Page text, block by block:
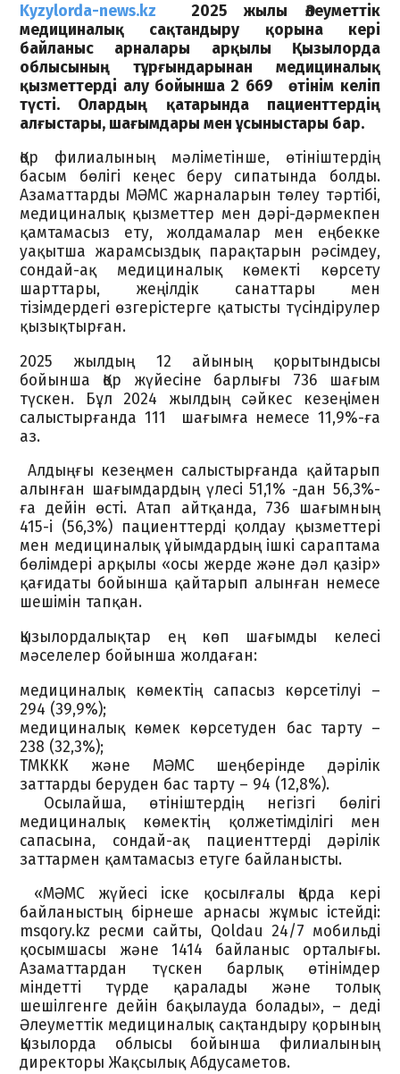
Kyzylorda-news.kz
2025 жылы Әлеуметтік
медициналық сақтандыру қорына кері
байланыс арналары арқылы Қызылорда
облысының тұрғындарынан медициналық
қызметтерді алу бойынша 2 669 өтінім келіп
түсті. Олардың қатарында пациенттердің
алғыстары, шағымдары мен ұсыныстары бар.
Қор филиалының мәліметінше, өтініштердің
басым бөлігі кеңес беру сипатында болды.
Азаматтарды МӘМС жарналарын төлеу тәртібі,
медициналық қызметтер мен дәрі-дәрмекпен
қамтамасыз ету, жолдамалар мен еңбекке
уақытша жарамсыздық парақтарын рәсімдеу,
сондай-ақ медициналық көмекті көрсету
шарттары, жеңілдік санаттары мен
тізімдердегі өзгерістерге қатысты түсіндірулер
қызықтырған.
2025 жылдың 12 айының қорытындысы
бойынша Қор жүйесіне барлығы 736 шағым
түскен. Бұл 2024 жылдың сәйкес кезеңімен
салыстырғанда 111 шағымға немесе 11,9%-ға
аз.
Алдыңғы кезеңмен салыстырғанда қайтарып
алынған шағымдардың үлесі 51,1% -дан 56,3%-
ға дейін өсті. Атап айтқанда, 736 шағымның
415-і (56,3%) пациенттерді қолдау қызметтері
мен медициналық ұйымдардың ішкі сараптама
бөлімдері арқылы «осы жерде және дәл қазір»
қағидаты бойынша қайтарып алынған немесе
шешімін тапқан.
Қызылордалықтар ең көп шағымды келесі
мәселелер бойынша жолдаған:
медициналық көмектің сапасыз көрсетілуі –
294 (39,9%);
медициналық көмек көрсетуден бас тарту –
238 (32,3%);
ТМККК және МӘМС шеңберінде дәрілік
заттарды беруден бас тарту – 94 (12,8%).
Осылайша, өтініштердің негізгі бөлігі
медициналық көмектің қолжетімділігі мен
сапасына, сондай-ақ пациенттерді дәрілік
заттармен қамтамасыз етуге байланысты.
«МӘМС жүйесі іске қосылғалы Қорда кері
байланыстың бірнеше арнасы жұмыс істейді:
msqory.kz ресми сайты, Qoldau 24/7 мобильді
қосымшасы және 1414 байланыс орталығы.
Азаматтардан түскен барлық өтінімдер
міндетті түрде қаралады және толық
шешілгенге дейін бақылауда болады», – деді
Әлеуметтік медициналық сақтандыру қорының
Қызылорда облысы бойынша филиалының
директоры Жақсылық Абдусаметов.